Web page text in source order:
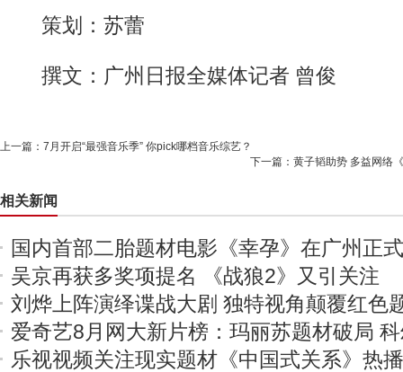
策划：苏蕾
撰文：广州日报全媒体记者 曾俊
上一篇： 7月开启“最强音乐季” 你pick哪档音乐综艺？
下一篇： 黄子韬助势 多益网络
相关新闻
国内首部二胎题材电影《幸孕》在广州正
吴京再获多奖项提名 《战狼2》又引关注
刘烨上阵演绎谍战大剧 独特视角颠覆红色
爱奇艺8月网大新片榜：玛丽苏题材破局
乐视视频关注现实题材《中国式关系》热